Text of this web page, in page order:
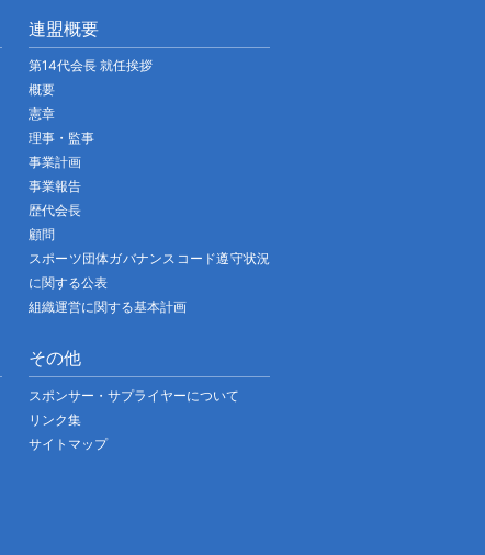
連盟概要
第14代会長 就任挨拶
概要
憲章
理事・監事
事業計画
事業報告
歴代会長
顧問
スポーツ団体ガバナンスコード遵守状況
に関する公表
組織運営に関する基本計画
その他
スポンサー・サプライヤーについて
リンク集
サイトマップ